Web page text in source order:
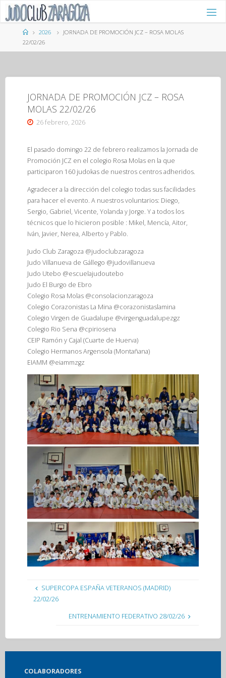
Saltar
contenidoPágina
de
Inicio
2026
JORNADA DE PROMOCIÓN JCZ – ROSA MOLAS
22/02/26
JORNADA DE PROMOCIÓN JCZ – ROSA
MOLAS 22/02/26
26 febrero, 2026
El pasado domingo 22 de febrero realizamos la Jornada de
Promoción JCZ en el colegio Rosa Molas en la que
participaron 160 judokas de nuestros centros adheridos.
Agradecer a la dirección del colegio todas sus facilidades
para hacer el evento. A nuestros voluntarios: Diego,
Sergio, Gabriel, Vicente, Yolanda y Jorge. Y a todos los
técnicos que lo hicieron posible : Mikel, Mencía, Aitor,
Iván, Javier, Nerea, Alberto y Pablo.
Judo Club Zaragoza @judoclubzaragoza
Judo Villanueva de Gállego @judovillanueva
Judo Utebo @escuelajudoutebo
Judo El Burgo de Ebro
Colegio Rosa Molas @consolacionzaragoza
Colegio Corazonistas La Mina @corazonistaslamina
Colegio Virgen de Guadalupe @virgenguadalupezgz
Colegio Rio Sena @cpiriosena
CEIP Ramón y Cajal (Cuarte de Huerva)
Colegio Hermanos Argensola (Montañana)
EIAMM @eiammzgz
SUPERCOPA ESPAÑA VETERANOS (MADRID)
22/02/26
ENTRENAMIENTO FEDERATIVO 28/02/26
COLABORADORES